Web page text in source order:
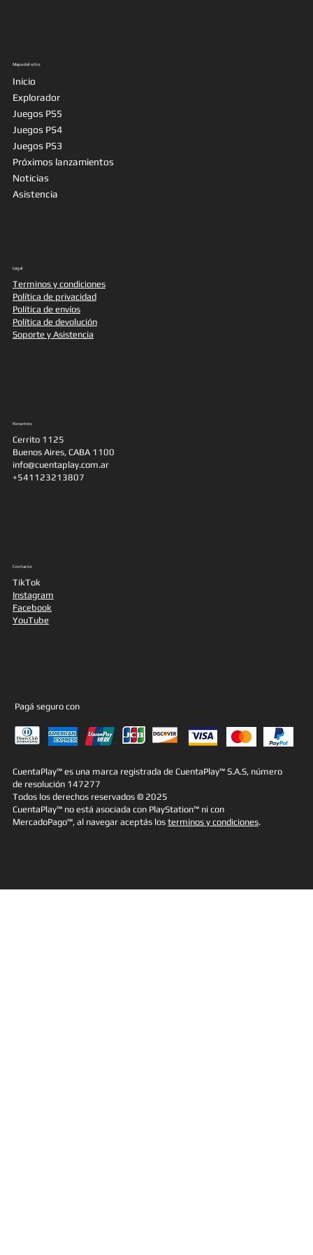
Mapa del sitio
Inicio
Explorador
Juegos PS5
Juegos PS4
Juegos PS3
Próximos lanzamientos
Noticias
Asistencia
Legal
Terminos y condiciones
Política de privacidad
Política de envíos
Política de devolución
Soporte y Asistencia
Nosotros
Cerrito 1125
Buenos Aires, CABA 1100
info@cuentaplay.com.ar
+541123213807
Contacto
TikTok
Instagram
Facebook
YouTube
Pagá seguro con
CuentaPlay™ es una marca registrada de CuentaPlay™ S.A.S, número
de resolución 147277
Todos los derechos reservados © 2025
CuentaPlay™ no está asociada con PlayStation™ ni con
MercadoPago™, al navegar aceptás los terminos y condiciones.